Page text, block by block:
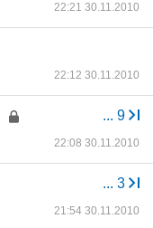
22:21 30.11.2010
22:12 30.11.2010
... 9
22:08 30.11.2010
... 3
21:54 30.11.2010